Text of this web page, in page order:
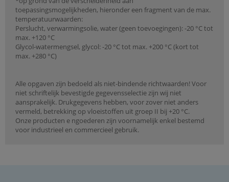
toepassingsmogelijkheden, hieronder een fragment van de max.
temperatuurwaarden:
Perslucht, verwarmingsolie, water (geen toevoegingen): -20 °C tot
max. +120 °C
Glycol-watermengsel, glycol: -20 °C tot max. +200 °C (kort tot
max. +280 °C)
Alle opgaven zijn bedoeld als niet-bindende richtwaarden! Voor
niet schriftelijk bevestigde gegevensselectie zijn wij niet
aansprakelijk. Drukgegevens hebben, voor zover niet anders
vermeld, betrekking op vloeistoffen uit groep II bij +20 °C.
Onze producten e ngoederen zijn voornamelijk enkel bestemd
voor industrieel en commercieel gebruik.